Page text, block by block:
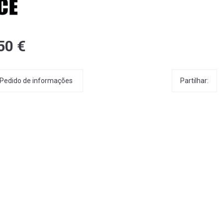
€
de informações Partilhar: